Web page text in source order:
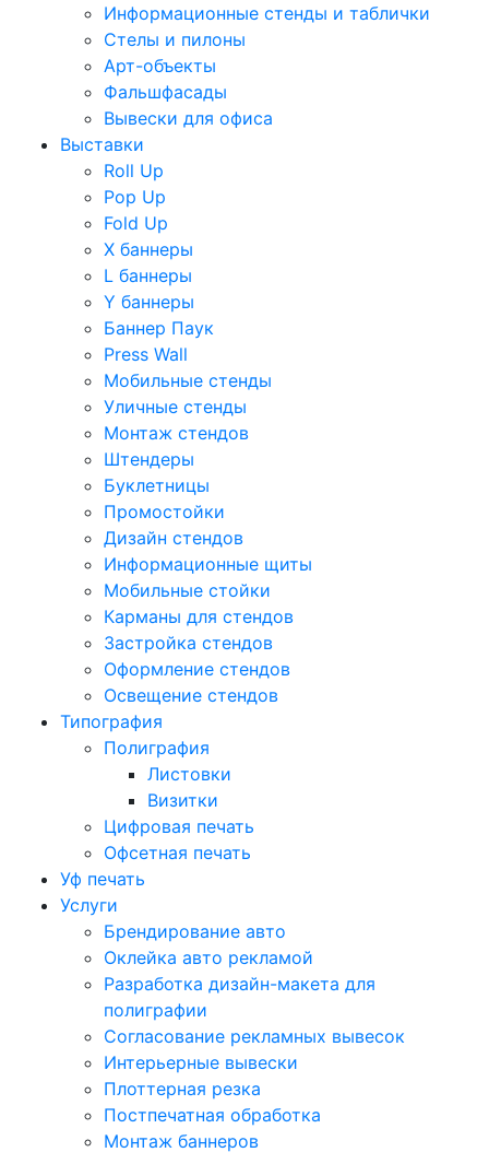
Информационные стенды и таблички
Стелы и пилоны
Арт-объекты
Фальшфасады
Вывески для офиса
Выставки
Roll Up
Pop Up
Fold Up
Х баннеры
L баннеры
Y баннеры
Баннер Паук
Press Wall
Мобильные стенды
Уличные стенды
Монтаж стендов
Штендеры
Буклетницы
Промостойки
Дизайн стендов
Информационные щиты
Мобильные стойки
Карманы для стендов
Застройка стендов
Оформление стендов
Освещение стендов
Типография
Полиграфия
Листовки
Визитки
Цифровая печать
Офсетная печать
Уф печать
Услуги
Брендирование авто
Оклейка авто рекламой
Разработка дизайн-макета для
полиграфии
Согласование рекламных вывесок
Интерьерные вывески
Плоттерная резка
Постпечатная обработка
Монтаж баннеров